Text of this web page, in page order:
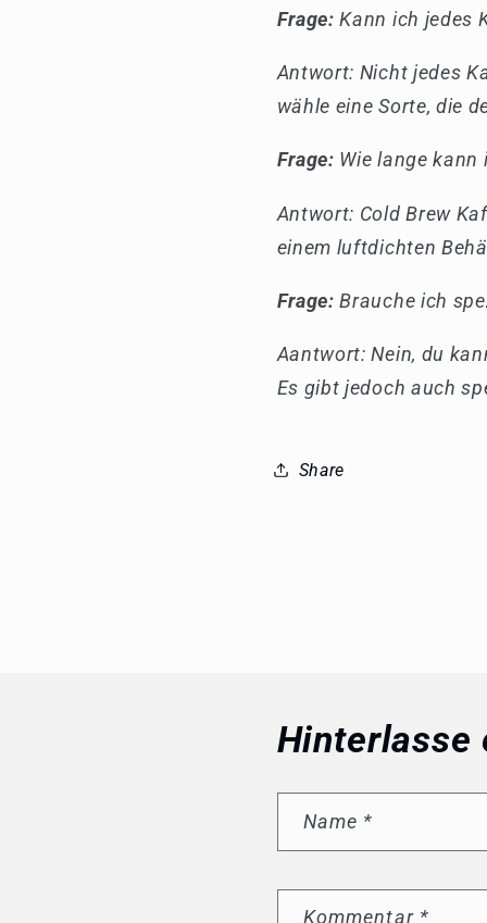
Frage: Kann ich jedes
Antwort: Nicht jedes
wähle eine Sorte, die
Frage: Wie lange kann
Antwort: Cold Brew
einem luftdichten
Frage: Brauche ich
Aantwort: Nein, du
Es gibt jedoch auch
Share
Hinterlasse
Name *
Kommentar *